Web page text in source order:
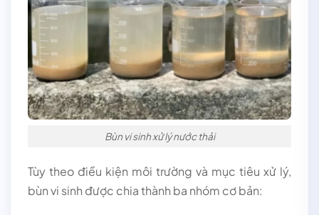
Bùn vi sinh xử lý nước thải
Tùy theo điều kiện môi trường và mục tiêu xử lý,
bùn vi sinh được chia thành ba nhóm cơ bản: